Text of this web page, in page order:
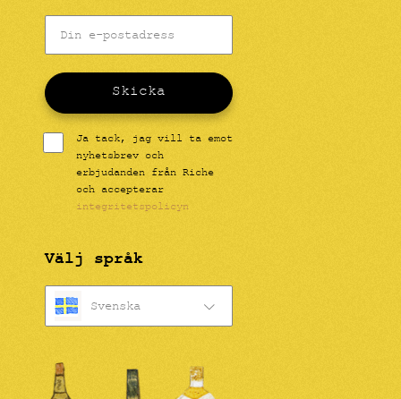
Skicka
Ja tack, jag vill ta emot
nyhetsbrev och
erbjudanden från Riche
och accepterar
integritetspolicyn
Välj språk
Svenska